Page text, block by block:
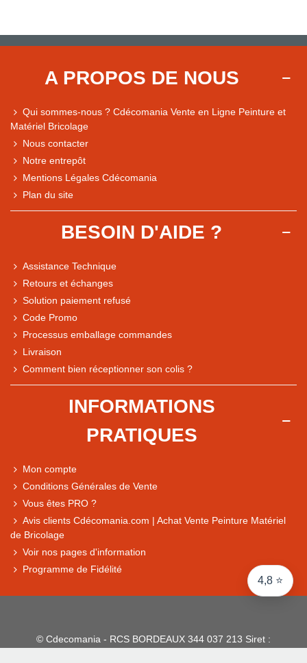
4,8 ⭐
Comparaison des performances du magasin
Express, Chez vous, Point relais, Retrait magasin
A PROPOS DE NOUS
Qui sommes-nous ? Cdécomania Vente en Ligne Peinture et
Matériel Bricolage
Nous contacter
Notre entrepôt
Mentions Légales Cdécomania
Plan du site
BESOIN D'AIDE ?
Assistance Technique
Retours et échanges
Solution paiement refusé
Code Promo
Processus emballage commandes
Livraison
Comment bien réceptionner son colis ?
INFORMATIONS
PRATIQUES
Mon compte
Conditions Générales de Vente
Vous êtes PRO ?
Avis clients Cdécomania.com | Achat Vente Peinture Matériel
de Bricolage
Voir nos pages d'information
Programme de Fidélité
© Cdecomania - RCS BORDEAUX 344 037 213 Siret :